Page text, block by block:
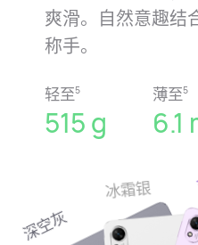
爽滑。自然意趣结
称⁠手。
轻至5
515 g
薄至5
6.1
冰霜银
深空灰